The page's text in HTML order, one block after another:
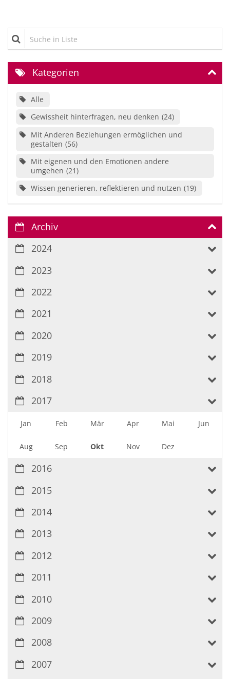
Suche in Liste
Kategorien
Alle
Gewissheit hinterfragen, neu denken 24
Mit Anderen Beziehungen ermöglichen und
gestalten 56
Mit eigenen und den Emotionen andere
umgehen 21
Wissen generieren, reflektieren und nutzen 19
Archiv
2024
2023
2022
2021
2020
2019
2018
2017
Jan Feb Mär Apr Mai Jun
Aug Sep Okt Nov Dez
2016
2015
2014
2013
2012
2011
2010
2009
2008
2007